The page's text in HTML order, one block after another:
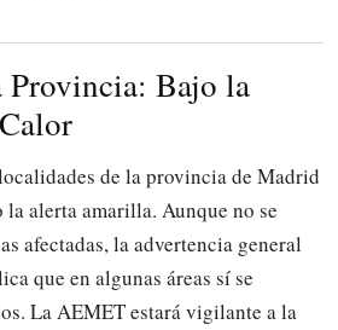
Provincia: Bajo la
de la provincia de Madrid
alerta amarilla. Aunque no se
afectadas, la advertencia general
que en algunas áreas sí se
La AEMET estará vigilante a la